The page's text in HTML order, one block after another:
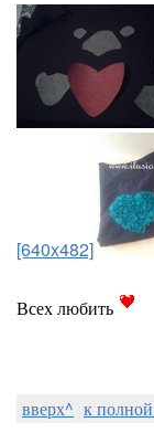
[640x482]
Всех любить
вверх^ к